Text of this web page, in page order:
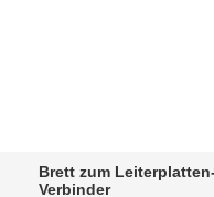
Brett zum Leiterplatten-
Verbinder